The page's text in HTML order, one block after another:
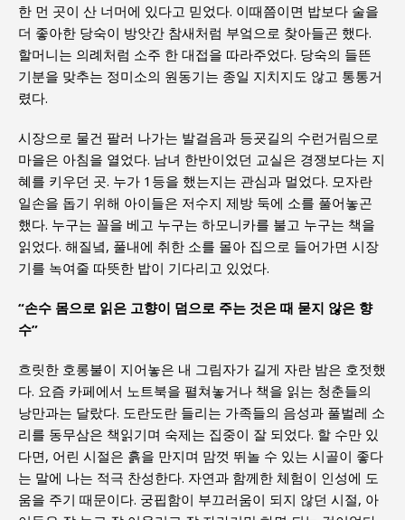
한 먼 곳이 산 너머에 있다고 믿었다. 이때쯤이면 밥보다 술을
더 좋아한 당숙이 방앗간 참새처럼 부엌으로 찾아들곤 했다.
할머니는 의례처럼 소주 한 대접을 따라주었다. 당숙의 들뜬
기분을 맞추는 정미소의 원동기는 종일 지치지도 않고 통통거
렸다.
시장으로 물건 팔러 나가는 발걸음과 등굣길의 수런거림으로
마을은 아침을 열었다. 남녀 한반이었던 교실은 경쟁보다는 지
혜를 키우던 곳. 누가 1등을 했는지는 관심과 멀었다. 모자란
일손을 돕기 위해 아이들은 저수지 제방 둑에 소를 풀어놓곤
했다. 누구는 꼴을 베고 누구는 하모니카를 불고 누구는 책을
읽었다. 해질녘, 풀내에 취한 소를 몰아 집으로 들어가면 시장
기를 녹여줄 따뜻한 밥이 기다리고 있었다.
“손수 몸으로 읽은 고향이 덤으로 주는 것은 때 묻지 않은 향
수”
흐릿한 호롱불이 지어놓은 내 그림자가 길게 자란 밤은 호젓했
다. 요즘 카페에서 노트북을 펼쳐놓거나 책을 읽는 청춘들의
낭만과는 달랐다. 도란도란 들리는 가족들의 음성과 풀벌레 소
리를 동무삼은 책읽기며 숙제는 집중이 잘 되었다. 할 수만 있
다면, 어린 시절은 흙을 만지며 맘껏 뛰놀 수 있는 시골이 좋다
는 말에 나는 적극 찬성한다. 자연과 함께한 체험이 인성에 도
움을 주기 때문이다. 궁핍함이 부끄러움이 되지 않던 시절, 아